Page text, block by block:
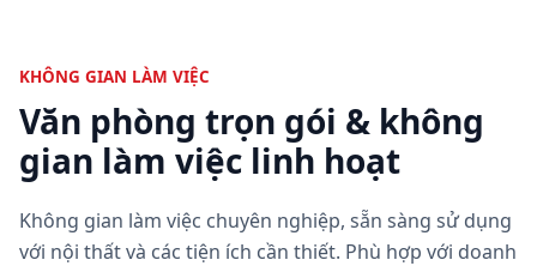
KHÔNG GIAN LÀM VIỆC
Văn phòng trọn gói & không
gian làm việc linh hoạt
Không gian làm việc chuyên nghiệp, sẵn sàng sử dụng
với nội thất và các tiện ích cần thiết. Phù hợp với doanh